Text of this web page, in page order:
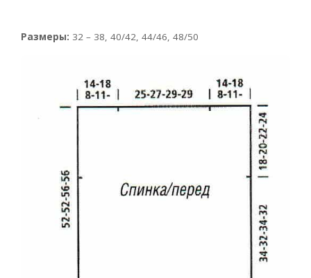
Размеры: 32 – 38, 40/42, 44/46, 48/50